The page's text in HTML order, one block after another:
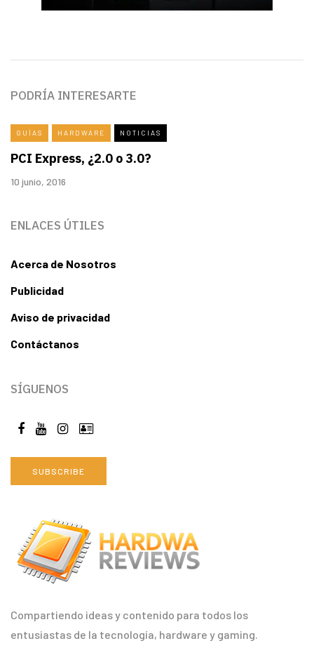
Compartiendo ideas y contenido para todos los
entusiastas de la tecnología, hardware y gaming.
PODRÍA INTERESARTE
GUÍAS HARDWARE NOTICIAS
PCI Express, ¿2.0 o 3.0?
10 junio, 2016
ENLACES ÚTILES
Acerca de Nosotros
Publicidad
Aviso de privacidad
Contáctanos
SÍGUENOS
SUBSCRIBE